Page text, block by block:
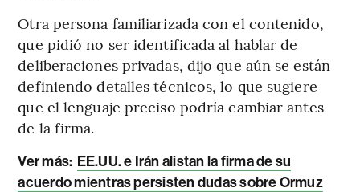
Otra persona familiarizada con el contenido,
que pidió no ser identificada al hablar de
deliberaciones privadas, dijo que aún se están
definiendo detalles técnicos, lo que sugiere
que el lenguaje preciso podría cambiar antes
de la firma.
Ver más: EE.UU. e Irán alistan la firma de su
acuerdo mientras persisten dudas sobre Ormuz